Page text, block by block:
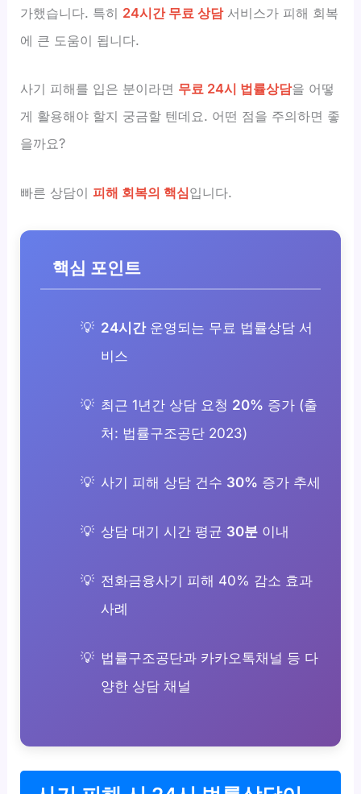
가했습니다. 특히 24시간 무료 상담서비스가 피해 회복
에 큰 도움이 됩니다.
사기 피해를 입은 분이라면 무료 24시 법률상담을 어떻
게 활용해야 할지 궁금할 텐데요. 어떤 점을 주의하면 좋
을까요?
빠른 상담이피해 회복의 핵심입니다.
핵심 포인트
24시간운영되는 무료 법률상담 서
비스
최근 1년간 상담 요청 20% 증가 (출
처: 법률구조공단 2023)
사기 피해 상담 건수 30% 증가 추세
상담 대기 시간 평균 30분이내
전화금융사기 피해 40% 감소 효과
사례
법률구조공단과 카카오톡채널 등 다
양한 상담 채널